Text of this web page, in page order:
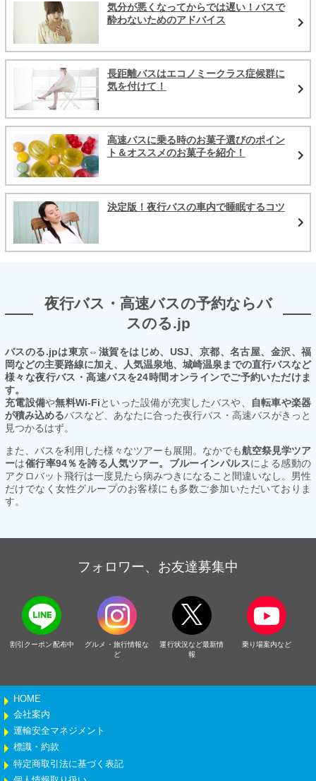
気分が悪くなってからでは遅い！バスで
酔わないためのアドバイス
長距離バスはエコノミークラス症候群に
気を付けて！
高速バスに乗る時のお菓子選びのポイン
ト＆オススメのお菓子を紹介！
決定版！夜行バスの車内で睡眠するコツ
夜行バス・高速バスの予約ならバ
スのる.jp
バスのる.jpは東京⇔滋賀をはじめ、USJ、京都、名古屋、金沢、福
岡などの主要路線に加え、人気温泉地、城崎温泉までの直行バスなど
様々な夜行バス・高速バスを24時間オンラインでご予約いただけま
す。
充電設備や無料Wi-Fiといった設備が充実したバスや、
自転車や楽器
が積み込めるバスなど、あなたに合った夜行バス・高速バスがきっと
見つかるはず。
また、バスを利用した様々なツアーも展開。なかでも航空祭見学ツア
ーは催行率94％を誇る人気ツアー。ブルーインパルスによる感動の
アクロバット飛行は一度見たら病みつきになること間違いなし。男性
だけでなく女性グループのお客様にも多数ご参加いただいておりま
す。
フォロワー、お友達募集中
割引クーポン配布中
グルメ・旅行情報な
ど
運行状況など最新情
報
乗り場案内など
HOME
会社案内
運輸安全マネジメント
標識・約款
特定商取引法に基づく表記